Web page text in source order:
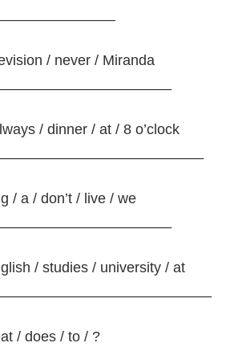
/ never / Miranda
/ dinner / at / 8 o’clock
/ a / don’t / live / we
/ studies / university / at
/ does / to / ?